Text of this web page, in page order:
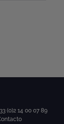
(0)2 14 00 07 89